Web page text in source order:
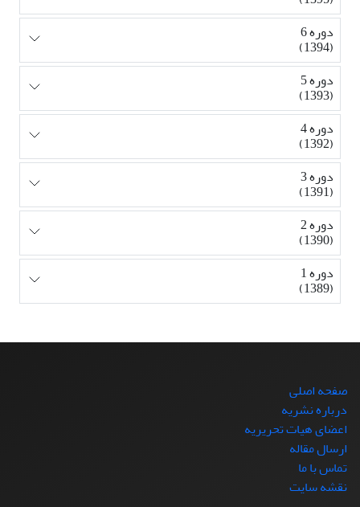
دوره 6
(1394)
دوره 5
(1393)
دوره 4
(1392)
دوره 3
(1391)
دوره 2
(1390)
دوره 1
(1389)
صفحه اصلی
درباره نشریه
اعضای هیات تحریریه
ارسال مقاله
تماس با ما
نقشه سایت